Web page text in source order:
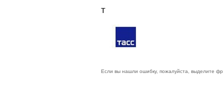
т
Если вы нашли ошибку, пожалуйста, выделите